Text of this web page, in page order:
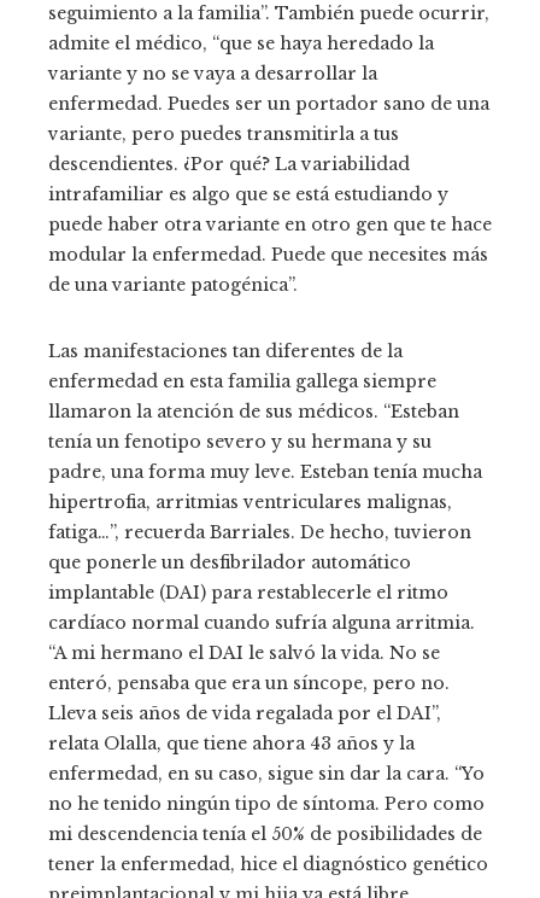
seguimiento a la familia”. También puede ocurrir,
admite el médico, “que se haya heredado la
variante y no se vaya a desarrollar la
enfermedad. Puedes ser un portador sano de una
variante, pero puedes transmitirla a tus
descendientes. ¿Por qué? La variabilidad
intrafamiliar es algo que se está estudiando y
puede haber otra variante en otro gen que te hace
modular la enfermedad. Puede que necesites más
de una variante patogénica”.
Las manifestaciones tan diferentes de la
enfermedad en esta familia gallega siempre
llamaron la atención de sus médicos. “Esteban
tenía un fenotipo severo y su hermana y su
padre, una forma muy leve. Esteban tenía mucha
hipertrofia, arritmias ventriculares malignas,
fatiga…”, recuerda Barriales. De hecho, tuvieron
que ponerle un desfibrilador automático
implantable (DAI) para restablecerle el ritmo
cardíaco normal cuando sufría alguna arritmia.
“A mi hermano el DAI le salvó la vida. No se
enteró, pensaba que era un síncope, pero no.
Lleva seis años de vida regalada por el DAI”,
relata Olalla, que tiene ahora 43 años y la
enfermedad, en su caso, sigue sin dar la cara. “Yo
no he tenido ningún tipo de síntoma. Pero como
mi descendencia tenía el 50% de posibilidades de
tener la enfermedad, hice el diagnóstico genético